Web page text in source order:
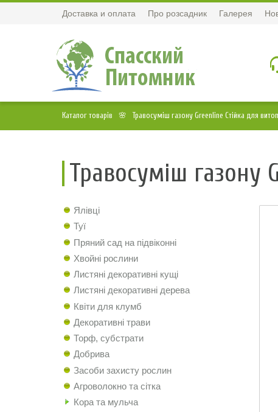
Доставка и оплата Про розсадник Галерея
Каталог товарів Травосуміш газону Greenline Стійка для
Травосуміш газону
Ялівці
Туї
Пряний сад на підвіконні
Хвойні рослини
Листяні декоративні кущі
Листяні декоративні дерева
Квіти для клумб
Декоративні трави
Торф, субстрати
Добрива
Засоби захисту рослин
Агроволокно та сітка
Кора та мульча